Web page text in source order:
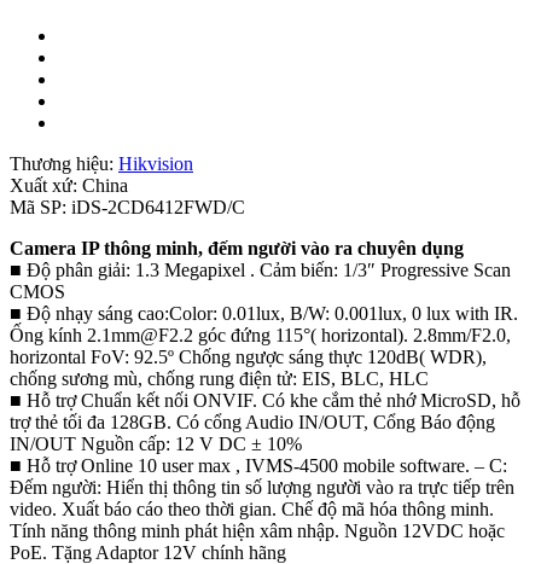
Thương hiệu: Hikvision
Xuất xứ: China
Mã SP: iDS-2CD6412FWD/C
Camera IP thông minh, đếm người vào ra chuyên dụng
■ Độ phân giải: 1.3 Megapixel . Cảm biến: 1/3″ Progressive Scan
CMOS
■ Độ nhạy sáng cao:Color: 0.01lux, B/W: 0.001lux, 0 lux with IR.
Ống kính 2.1mm@F2.2 góc đứng 115°( horizontal). 2.8mm/F2.0,
horizontal FoV: 92.5º Chống ngược sáng thực 120dB( WDR),
chống sương mù, chống rung điện tử: EIS, BLC, HLC
■ Hỗ trợ Chuẩn kết nối ONVIF. Có khe cắm thẻ nhớ MicroSD, hỗ
trợ thẻ tối đa 128GB. Có cổng Audio IN/OUT, Cổng Báo động
IN/OUT Nguồn cấp: 12 V DC ± 10%
■ Hỗ trợ Online 10 user max , IVMS-4500 mobile software. – C:
Đếm người: Hiển thị thông tin số lượng người vào ra trực tiếp trên
video. Xuất báo cáo theo thời gian. Chế độ mã hóa thông minh.
Tính năng thông minh phát hiện xâm nhập. Nguồn 12VDC hoặc
PoE. Tặng Adaptor 12V chính hãng